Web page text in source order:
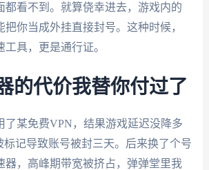
都看不到。就算侥幸进去，游戏内的
把你当成外挂直接封号。这种时候，
具，更是通行证。
的代价我替你付过了
了某免费VPN，结果游戏延迟没降多
标记导致账号被封三天。后来换了个号
器，高峰期带宽被挤占，弹弹堂里我